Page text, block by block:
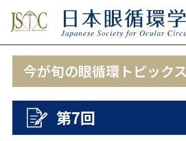
今が旬の眼循環トピックス
第7回